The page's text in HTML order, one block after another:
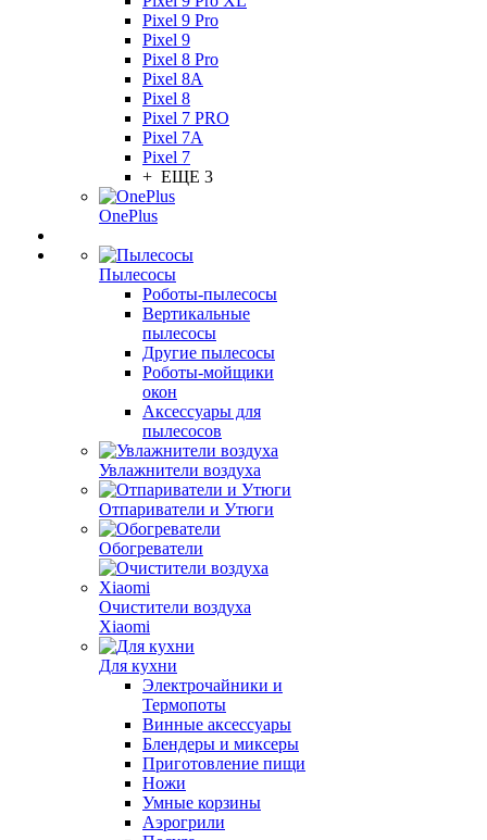
Pixel 9 Pro
Pixel 9
Pixel 8 Pro
Pixel 8A
Pixel 8
Pixel 7 PRO
Pixel 7A
Pixel 7
+ ЕЩЕ 3
OnePlus
Пылесосы
Роботы-пылесосы
Вертикальные
пылесосы
Другие пылесосы
Роботы-мойщики
окон
Аксессуары для
пылесосов
Увлажнители воздуха
Отпариватели и Утюги
Обогреватели
Очистители воздуха
Xiaomi
Для кухни
Электрочайники и
Термопоты
Винные аксессуары
Блендеры и миксеры
Приготовление пищи
Ножи
Умные корзины
Аэрогрили